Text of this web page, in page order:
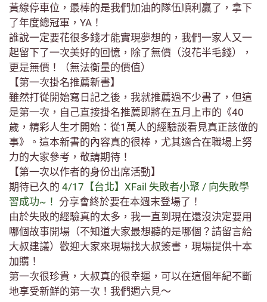
黃線停車位，最棒的是我們加油的隊伍順利贏了，拿下
了年度總冠軍，YA！
誰說一定要花很多錢才能實現夢想的，我們一家人又一
起留下了一次美好的回憶，除了無價（沒花半毛錢），
更是無價！（無法衡量的價值）
【第一次掛名推薦新書】
雖然打從開始寫日記之後，我就推薦過不少書了，但這
是第一次，自己直接掛名推薦即將在五月上市的《40
歲，精彩人生才開始：從1萬人的經驗談看見真正該做的
事》。這本新書的內容真的很棒，尤其適合在職場上努
力的大家參考，敬請期待！
【第一次以作者的身份出席活動】
期待已久的 4/17【台北】XFail 失敗者小聚 / 向失敗學
習成功~！ 分享會終於要在本週末登場了！
由於失敗的經驗真的太多，我一直到現在還沒決定要用
哪個故事開場（不知道大家最想聽的是哪個？請留言給
大叔建議）歡迎大家來現場找大叔簽書，現場提供十本
加購！
第一次很珍貴，大叔真的很幸運，可以在這個年紀不斷
地享受新鮮的第一次！我們週六見～